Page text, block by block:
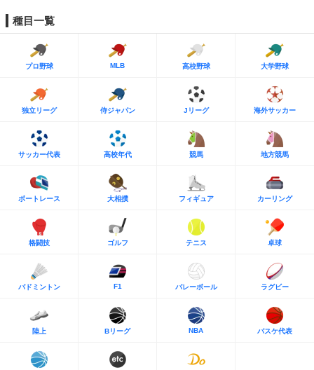
種目一覧
プロ野球 MLB 高校野球 大学野球
独立リーグ 侍ジャパン Jリーグ 海外サッカー
サッカー代表 高校年代 競馬 地方競馬
ボートレース 大相撲 フィギュア カーリング
格闘技 ゴルフ テニス 卓球
バドミントン F1 バレーボール ラグビー
陸上 Bリーグ NBA バスケ代表